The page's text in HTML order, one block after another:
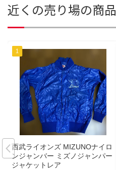
近くの売り場の商品
西武ライオンズ MIZUNOナイロ
ンジャンバー ミズノジャンパー
ジャケットレア